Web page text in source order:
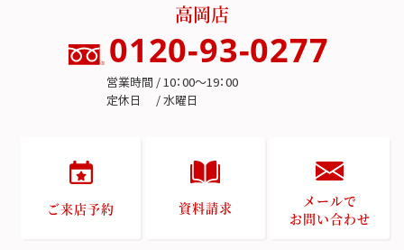
高岡店
0120-93-0277
営業時間 / 10：00～19：00
定休日 / 水曜日
ご来店予約 資料請求
メールで
お問い合わせ